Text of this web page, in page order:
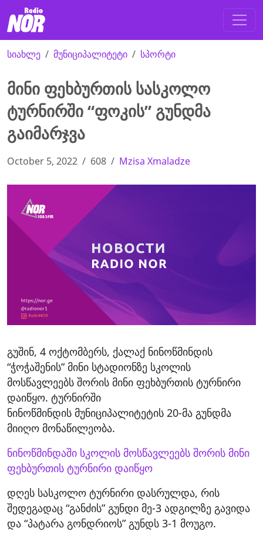
სიახლე მუნიციპალიტეტი სპორტი
მინი ფეხბურთის სასკოლო
ტურნირში “ფოკის” გუნდმა
გაიმარჯვა
October 5, 2022 608 Mzisa Xmaladze
გუშინ, 4 ოქტომბერს, ქალაქ ნინოწმინდის
“ჭოჭაშენის” მინი სტადიონზე სკოლის
მოსწავლეებს შორის მინი ფეხბურთის ტურნირი
დაიწყო. ტურნირში
ნინოწმინდის მუნიციპალიტეტის 20-მა გუნდმა
მიიღო მონაწილეობა.
ნინოწმინდაში სკოლის მოსწავლეებს შორის მინი
ფეხბურთის ტურნირი დაიწყო
დღეს სასკოლო ტურნირი დასრულდა, რის
შედეგადაც “განძის” გუნდი მე-3 ადგილზე გავიდა
და “პატარა გონდრიოს” გუნდს 3-1 მოუგო.